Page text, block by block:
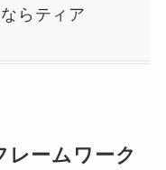
らティア
ームワーク